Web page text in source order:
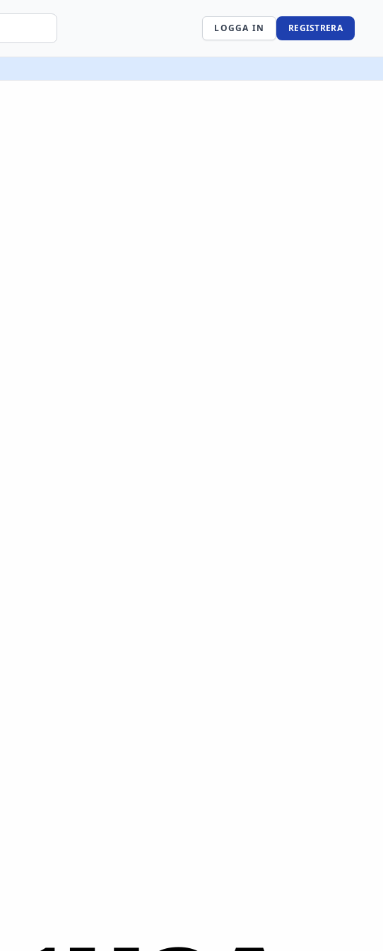
LOGGA IN REGISTRERA